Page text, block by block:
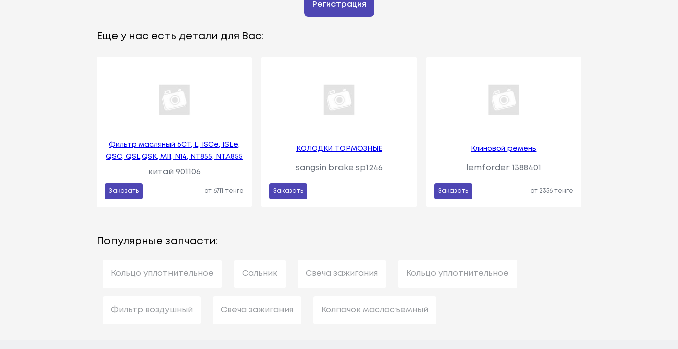
Регистрация
Еще у нас есть детали для Вас:
Фильтр масляный 6CT, L, ISCe, ISLe,
QSC, QSL,QSK, M11, N14, NT855, NTA855
китай 901106
Заказать от 6711 тенге
КОЛОДКИ ТОРМОЗНЫЕ
sangsin brake sp1246
Заказать
Клиновой ремень
lemforder 1388401
Заказать от 2356 тенге
Популярные запчасти:
Кольцо уплотнительное Сальник Свеча зажигания Кольцо уплотнительное
Фильтр воздушный Свеча зажигания Колпачок маслосъемный